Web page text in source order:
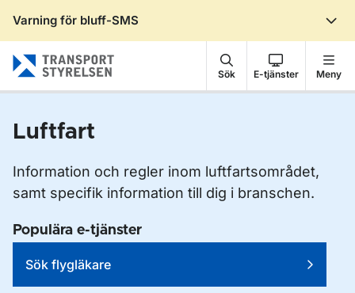
Varning för bluff-SMS
Sök E-tjänster Meny
Luftfart
Information och regler inom luftfartsområdet,
samt specifik information till dig i branschen.
Populära e-tjänster
Sök flygläkare